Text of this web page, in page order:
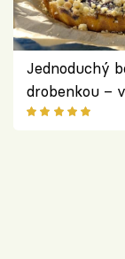
Jednoduchý
drobenkou –
ovoce